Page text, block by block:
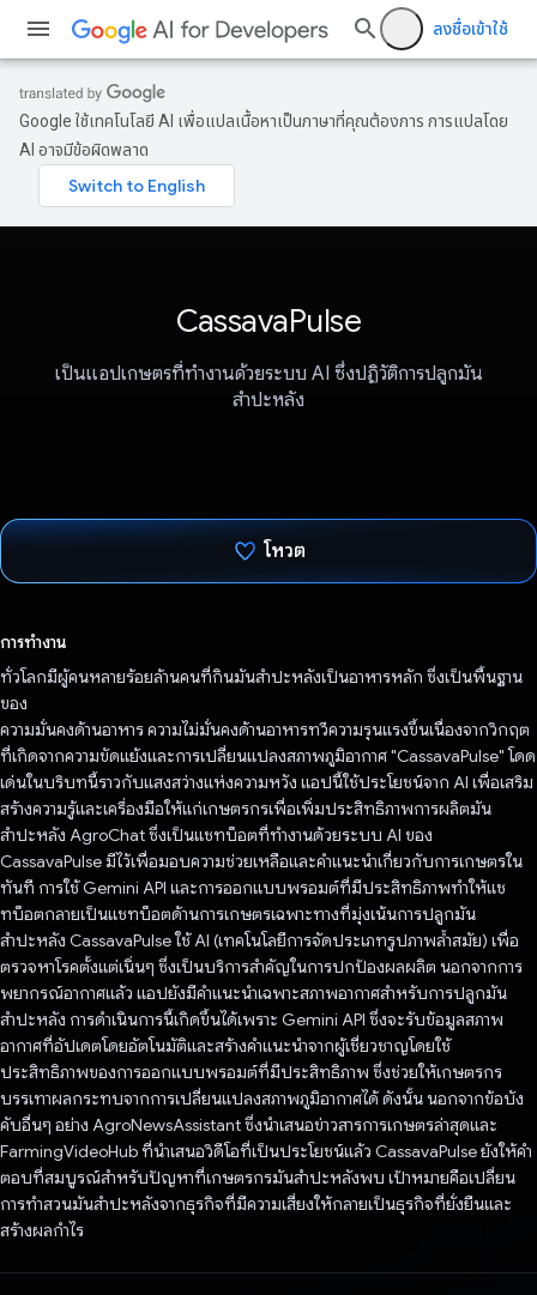
ลงชื่อเข้าใช้
Google ใช้เทคโนโลยี AI เพื่อแปลเนื้อหาเป็นภาษาที่คุณต้องการ การแปลโดย
AI อาจมีข้อผิดพลาด
CassavaPulse
เป็นแอปเกษตรที่ทำงานด้วยระบบ AI ซึ่งปฏิวัติการปลูกมัน
สำปะหลัง
โหวต
การทำงาน
ทั่วโลกมีผู้คนหลายร้อยล้านคนที่กินมันสำปะหลังเป็นอาหารหลัก ซึ่งเป็นพื้นฐาน
ของ
ความมั่นคงด้านอาหาร ความไม่มั่นคงด้านอาหารทวีความรุนแรงขึ้นเนื่องจากวิกฤต
ที่เกิดจากความขัดแย้งและการเปลี่ยนแปลงสภาพภูมิอากาศ "CassavaPulse" โดด
เด่นในบริบทนี้ราวกับแสงสว่างแห่งความหวัง แอปนี้ใช้ประโยชน์จาก AI เพื่อเสริม
สร้างความรู้และเครื่องมือให้แก่เกษตรกรเพื่อเพิ่มประสิทธิภาพการผลิตมัน
สำปะหลัง AgroChat ซึ่งเป็นแชทบ็อตที่ทำงานด้วยระบบ AI ของ
CassavaPulse มีไว้เพื่อมอบความช่วยเหลือและคำแนะนำเกี่ยวกับการเกษตรใน
ทันที การใช้ Gemini API และการออกแบบพรอมต์ที่มีประสิทธิภาพทำให้แช
ทบ็อตกลายเป็นแชทบ็อตด้านการเกษตรเฉพาะทางที่มุ่งเน้นการปลูกมัน
สำปะหลัง CassavaPulse ใช้ AI (เทคโนโลยีการจัดประเภทรูปภาพล้ำสมัย) เพื่อ
ตรวจหาโรคตั้งแต่เนิ่นๆ ซึ่งเป็นบริการสําคัญในการปกป้องผลผลิต นอกจากการ
พยากรณ์อากาศแล้ว แอปยังมีคำแนะนำเฉพาะสภาพอากาศสำหรับการปลูกมัน
สำปะหลัง การดำเนินการนี้เกิดขึ้นได้เพราะ Gemini API ซึ่งจะรับข้อมูลสภาพ
อากาศที่อัปเดตโดยอัตโนมัติและสร้างคำแนะนำจากผู้เชี่ยวชาญโดยใช้
ประสิทธิภาพของการออกแบบพรอมต์ที่มีประสิทธิภาพ ซึ่งช่วยให้เกษตรกร
บรรเทาผลกระทบจากการเปลี่ยนแปลงสภาพภูมิอากาศได้ ดังนั้น นอกจากข้อบัง
คับอื่นๆ อย่าง AgroNewsAssistant ซึ่งนำเสนอข่าวสารการเกษตรล่าสุดและ
FarmingVideoHub ที่นำเสนอวิดีโอที่เป็นประโยชน์แล้ว CassavaPulse ยังให้คำ
ตอบที่สมบูรณ์สำหรับปัญหาที่เกษตรกรมันสำปะหลังพบ เป้าหมายคือเปลี่ยน
การทำสวนมันสำปะหลังจากธุรกิจที่มีความเสี่ยงให้กลายเป็นธุรกิจที่ยั่งยืนและ
สร้างผลกำไร